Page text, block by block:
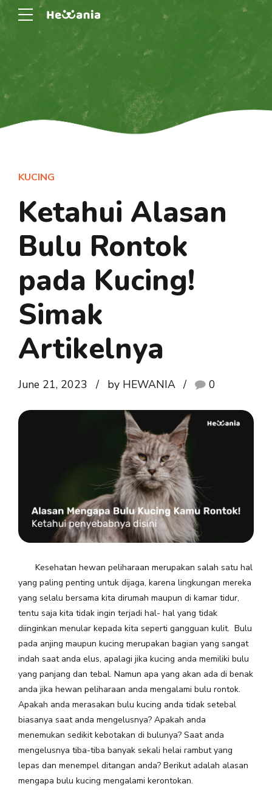
KUCING
Ketahui Alasan
Bulu Rontok
pada Kucing!
Simak
Artikelnya
June 21, 2023 by HEWANIA 0
Kesehatan hewan peliharaan merupakan salah satu hal
yang paling penting untuk dijaga, karena lingkungan mereka
yang selalu bersama kita dirumah maupun di kamar tidur,
tentu saja kita tidak ingin terjadi hal- hal yang tidak
diinginkan menular kepada kita seperti gangguan kulit. Bulu
pada anjing maupun kucing merupakan bagian yang sangat
indah saat anda elus, apalagi jika kucing anda memiliki bulu
yang panjang dan tebal. Namun apa yang akan ada di benak
anda jika hewan peliharaan anda mengalami bulu rontok.
Apakah anda merasakan bulu kucing anda tidak setebal
biasanya saat anda mengelusnya? Apakah anda
menemukan sedikit kebotakan di bulunya? Saat anda
mengelusnya tiba-tiba banyak sekali helai rambut yang
lepas dan menempel ditangan anda? Berikut adalah alasan
mengapa bulu kucing mengalami kerontokan.